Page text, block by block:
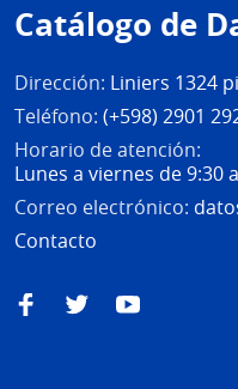
página
Catálogo de
Dirección: Liniers 1324
Teléfono: (+598) 2901
Horario de atención:
Lunes a viernes de 9:30
Correo electrónico:
Contacto
FacebookTwitterYouTube